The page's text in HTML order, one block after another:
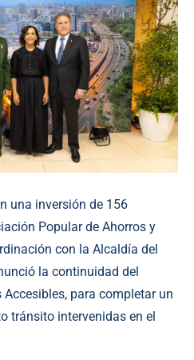
una inversión de 156
Popular de Ahorros y
con la Alcaldía del
la continuidad del
para completar un
tránsito intervenidas en el